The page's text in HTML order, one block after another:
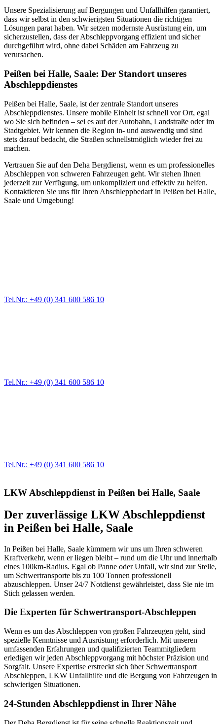
Unsere Spezialisierung auf Bergungen und Unfallhilfen garantiert,
dass wir selbst in den schwierigsten Situationen die richtigen
Lösungen parat haben. Wir setzen modernste Ausrüstung ein, um
sicherzustellen, dass der Abschleppvorgang effizient und sicher
durchgeführt wird, ohne dabei Schäden am Fahrzeug zu
verursachen.
Peißen bei Halle, Saale: Der Standort unseres
Abschleppdienstes
Peißen bei Halle, Saale, ist der zentrale Standort unseres
Abschleppdienstes. Unsere mobile Einheit ist schnell vor Ort, egal
wo Sie sich befinden – sei es auf der Autobahn, Landstraße oder im
Stadtgebiet. Wir kennen die Region in- und auswendig und sind
stets darauf bedacht, die Straßen schnellstmöglich wieder frei zu
machen.
Vertrauen Sie auf den Deha Bergdienst, wenn es um professionelles
Abschleppen von schweren Fahrzeugen geht. Wir stehen Ihnen
jederzeit zur Verfügung, um unkompliziert und effektiv zu helfen.
Kontaktieren Sie uns für Ihren Abschleppbedarf in Peißen bei Halle,
Saale und Umgebung!
Tel.Nr.: +49 (0) 341 600 586 10
Tel.Nr.: +49 (0) 341 600 586 10
Tel.Nr.: +49 (0) 341 600 586 10
LKW Abschleppdienst in Peißen bei Halle, Saale
Der zuverlässige LKW Abschleppdienst
in Peißen bei Halle, Saale
In Peißen bei Halle, Saale kümmern wir uns um Ihren schweren
Kraftverkehr, wenn er liegen bleibt – rund um die Uhr und innerhalb
eines 100km-Radius. Egal ob Panne oder Unfall, wir sind zur Stelle,
um Schwertransporte bis zu 100 Tonnen professionell
abzuschleppen. Unser 24/7 Notdienst gewährleistet, dass Sie nie im
Stich gelassen werden.
Die Experten für Schwertransport-Abschleppen
Wenn es um das Abschleppen von großen Fahrzeugen geht, sind
spezielle Kenntnisse und Ausrüstung erforderlich. Mit unseren
umfassenden Erfahrungen und qualifizierten Teammitgliedern
erledigen wir jeden Abschleppvorgang mit höchster Präzision und
Sorgfalt. Unsere Expertise erstreckt sich über Schwertransport
Abschleppen, LKW Unfallhilfe und die Bergung von Fahrzeugen in
schwierigen Situationen.
24-Stunden Abschleppdienst in Ihrer Nähe